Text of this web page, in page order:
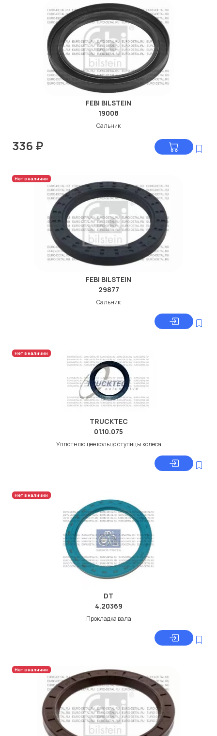
FEBI BILSTEIN
19008
Сальник
336 ₽
Нет в наличии
FEBI BILSTEIN
29877
Сальник
Нет в наличии
TRUCKTEC
01.10.075
Уплотняющее кольцо ступицы колеса
Нет в наличии
DT
4.20369
Прокладка вала
Нет в наличии